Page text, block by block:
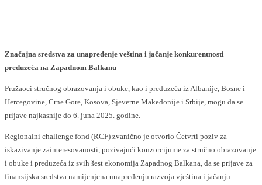
Značajna sredstva za unapređenje veština i jačanje konkurentnosti
preduzeća na Zapadnom Balkanu
Pružaoci stručnog obrazovanja i obuke, kao i preduzeća iz Albanije, Bosne i
Hercegovine, Crne Gore, Kosova, Sjeverne Makedonije i Srbije, mogu da se
prijave najkasnije do 6. juna 2025. godine.
Regionalni challenge fond (RCF) zvanično je otvorio Četvrti poziv za
iskazivanje zainteresovanosti, pozivajući konzorcijume za stručno obrazovanje
i obuke i preduzeća iz svih šest ekonomija Zapadnog Balkana, da se prijave za
finansijska sredstva namijenjena unapređenju razvoja vještina i jačanju